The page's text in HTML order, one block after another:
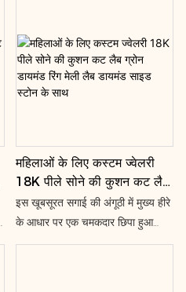
महिलाओं के लिए कस्टम ज्वेलरी
18K पीले सोने की कुशन कट लैब
ग्रोन डायमंड रिंग मेली लैब डायमंड
साइड स्टोन के साथ
इस खूबसूरत सगाई की अंगूठी में मुख्य हीरे
के आधार पर एक चमकदार छिपा हुआ
प्रभामंडल है। प्रयोगशाला में उगाए गए